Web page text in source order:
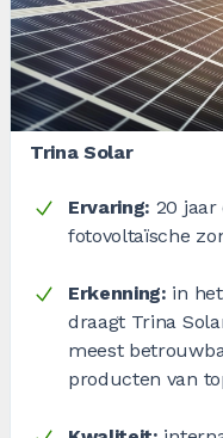
Trina Solar
Ervaring: 20 jaar
fotovoltaïsche
Erkenning: in
draagt Trina
meest
producten van